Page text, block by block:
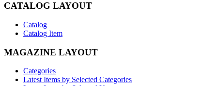
CATALOG LAYOUT
Catalog
Catalog Item
MAGAZINE LAYOUT
Categories
Latest Items by Selected Categories